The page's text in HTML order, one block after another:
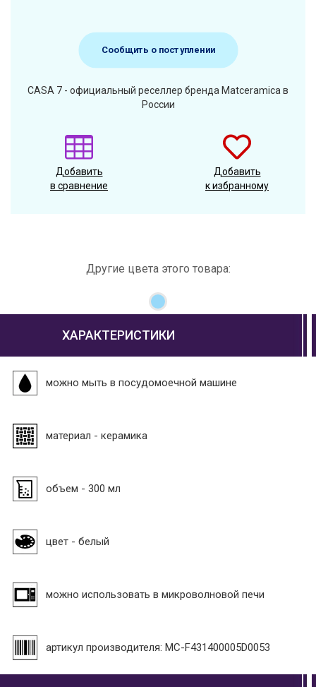
Сообщить о поступлении
CASA 7 - официальный реселлер бренда Matceramica в
России
Добавить
в сравнение
Добавить
к избранному
Другие цвета этого товара:
ХАРАКТЕРИСТИКИ
можно мыть в посудомоечной машине
материал - керамика
объем - 300 мл
цвет - белый
можно использовать в микроволновой печи
артикул производителя: MC-F431400005D0053